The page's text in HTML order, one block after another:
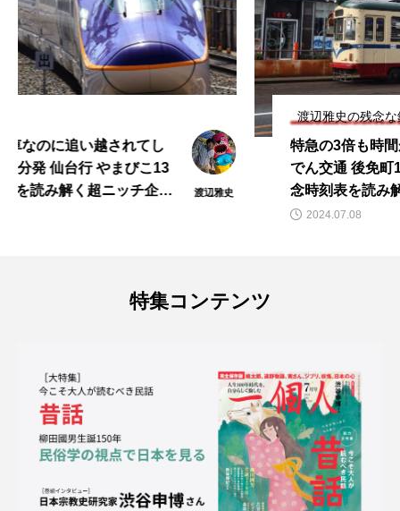
特急の3倍も時間が掛かる路面電車〜とさ
でん交通 後免町18時30分発 伊野行〜残
念時刻表を読み解く超ニッチ企画！～
「渡辺雅史の残念な鉄道時刻表」第7回
渡辺雅史
特集コンテンツ